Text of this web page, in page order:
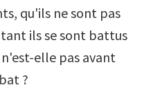
qu'ils ne sont pas
ils se sont battus
elle pas avant
?